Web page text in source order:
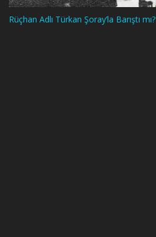
Rüçhan Adlı Türkan Şoray’la Barıştı mı?